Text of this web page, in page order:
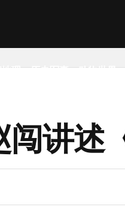
理 历史军事 动物世界
闯讲